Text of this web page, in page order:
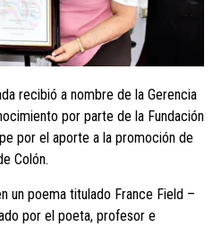
recibió a nombre de la Gerencia
por parte de la Fundación
por el aporte a la promoción de
Colón.
un poema titulado France Field –
por el poeta, profesor e